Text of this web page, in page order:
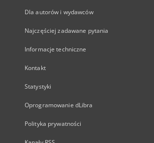
Dla autorów i wydawców
Najczęściej zadawane pytania
Informacje techniczne
Kontakt
Statystyki
Oprogramowanie dLibra
Polityka prywatności